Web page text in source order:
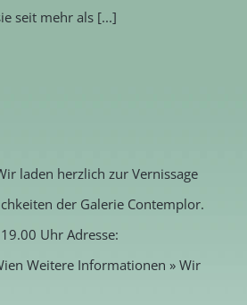
seit mehr als [...]
laden herzlich zur Vernissage
der Galerie Contemplor.
Uhr Adresse:
Weitere Informationen » Wir